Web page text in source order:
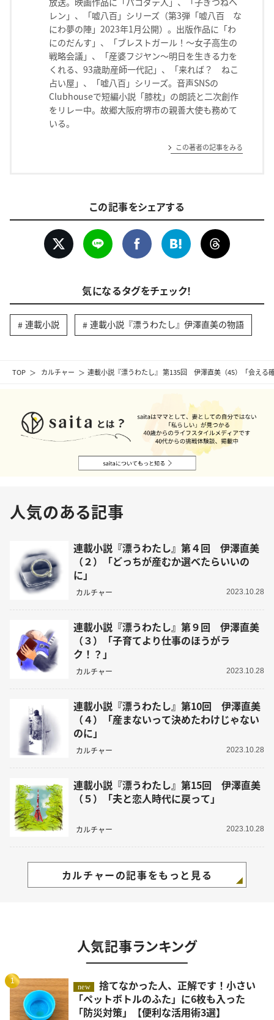
TOP カルチャー 連載小説『漂うわたし』 第135回 伊澤直美（45）「会える
レン」、「嘘八百」シリーズ（第3弾「嘘八百 な
にわ夢の陣」2023年1月公開）。出版作品に「わ
にのだんす」、「ブレストガール！〜女子高生の
戦略会議」、「産婆フジヤン〜明日を生きる力を
くれる、93歳助産師一代記」、「来れば？ ねこ
占い屋」、「嘘八百」シリーズ。音声SNSの
Clubhouseで短編小説「膝枕」の朗読と二次創作
をリレー中。故郷大阪府堺市の親善大使も務めて
いる。
この著者の記事をみる
この記事をシェアする
気になるタグをチェック！
連載小説 連載小説『漂うわたし』伊澤直美の物語
人気のある記事
連載小説『漂うわたし』第４回 伊澤直美
（２）「どっちが産むか選べたらいいの
に」
カルチャー 2023.10.28
連載小説『漂うわたし』第９回 伊澤直美
（３）「子育てより仕事のほうがラ
ク！？」
カルチャー 2023.10.28
連載小説『漂うわたし』第10回 伊澤直美
（４）「産まないって決めたわけじゃない
のに」
カルチャー 2023.10.28
連載小説『漂うわたし』第15回 伊澤直美
（５）「夫と恋人時代に戻って」
カルチャー 2023.10.28
カルチャーの記事をもっと見る
人気記事ランキング
1
new
捨てなかった人、正解です！小さい
「ペットボトルのふた」に6枚も入った
「防災対策」【便利な活用術3選】